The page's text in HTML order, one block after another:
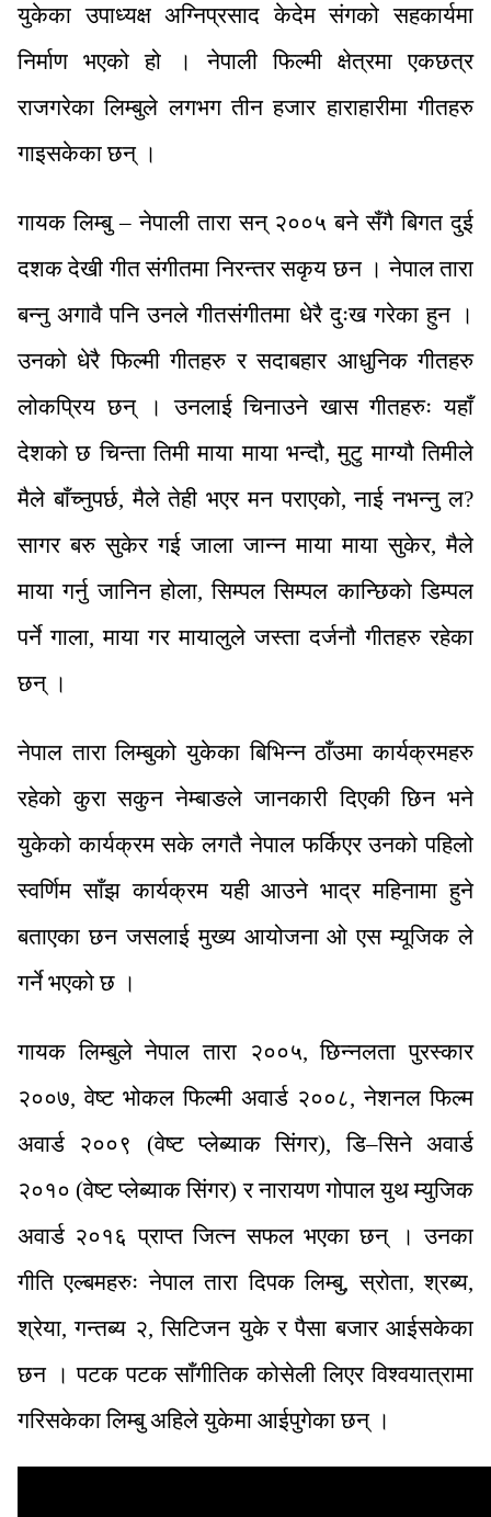
युकेका उपाध्यक्ष अग्निप्रसाद केदेम संगको सहकार्यमा
निर्माण भएको हो । नेपाली फिल्मी क्षेत्रमा एकछत्र
राजगरेका लिम्बुले लगभग तीन हजार हाराहारीमा गीतहरु
गाइसकेका छन् ।
गायक लिम्बु – नेपाली तारा सन् २००५ बने सँगै बिगत दुई
दशक देखी गीत संगीतमा निरन्तर सकृय छन । नेपाल तारा
बन्नु अगावै पनि उनले गीतसंगीतमा धेरै दुःख गरेका हुन ।
उनको धेरै फिल्मी गीतहरु र सदाबहार आधुनिक गीतहरु
लोकप्रिय छन् । उनलाई चिनाउने खास गीतहरुः यहाँ
देशको छ चिन्ता तिमी माया माया भन्दौ, मुटु माग्यौ तिमीले
मैले बाँच्नुपर्छ, मैले तेही भएर मन पराएको, नाई नभन्नु ल?
सागर बरु सुकेर गई जाला जान्न माया माया सुकेर, मैले
माया गर्नु जानिन होला, सिम्पल सिम्पल कान्छिको डिम्पल
पर्ने गाला, माया गर मायालुले जस्ता दर्जनौ गीतहरु रहेका
छन् ।
नेपाल तारा लिम्बुको युकेका बिभिन्न ठाँउमा कार्यक्रमहरु
रहेको कुरा सकुन नेम्बाङले जानकारी दिएकी छिन भने
युकेको कार्यक्रम सके लगतै नेपाल फर्किएर उनको पहिलो
स्वर्णिम साँझ कार्यक्रम यही आउने भाद्र महिनामा हुने
बताएका छन जसलाई मुख्य आयोजना ओ एस म्यूजिक ले
गर्ने भएको छ ।
गायक लिम्बुले नेपाल तारा २००५, छिन्नलता पुरस्कार
२००७, वेष्ट भोकल फिल्मी अवार्ड २००८, नेशनल फिल्म
अवार्ड २००९ (वेष्ट प्लेब्याक सिंगर), डि–सिने अवार्ड
२०१० (वेष्ट प्लेब्याक सिंगर) र नारायण गोपाल युथ म्युजिक
अवार्ड २०१६ प्राप्त जित्न सफल भएका छन् । उनका
गीति एल्बमहरुः नेपाल तारा दिपक लिम्बु, स्रोता, श्रब्य,
श्रेया, गन्तब्य २, सिटिजन युके र पैसा बजार आईसकेका
छन । पटक पटक साँगीतिक कोसेली लिएर विश्वयात्रामा
गरिसकेका लिम्बु अहिले युकेमा आईपुगेका छन् ।